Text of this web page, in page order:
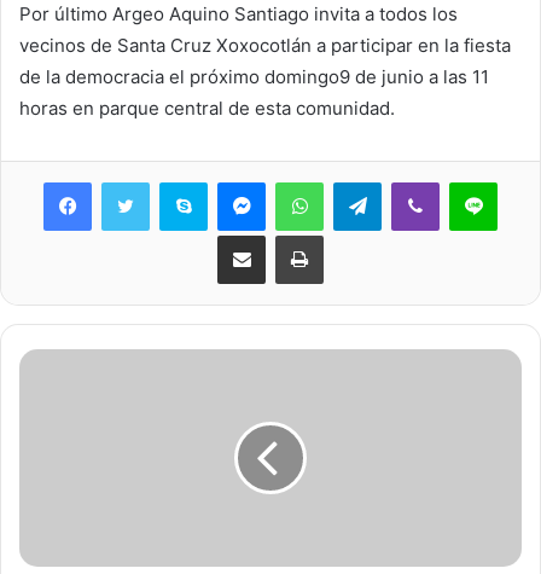
Por último Argeo Aquino Santiago invita a todos los
vecinos de Santa Cruz Xoxocotlán a participar en la fiesta
de la democracia el próximo domingo9 de junio a las 11
horas en parque central de esta comunidad.
Skype MessengerWhatsAppTelegramViber Line
Share via Email Print